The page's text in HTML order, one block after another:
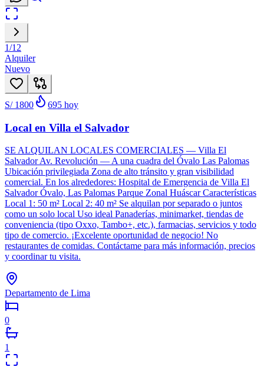
1/12
Alquiler
Nuevo
S/ 1800 695 hoy
Local en Villa el Salvador
SE ALQUILAN LOCALES COMERCIALES — Villa El
Salvador Av. Revolución — A una cuadra del Óvalo Las Palomas
Ubicación privilegiada Zona de alto tránsito y gran visibilidad
comercial. En los alrededores: Hospital de Emergencia de Villa El
Salvador Óvalo, Las Palomas Parque Zonal Huáscar Características
Local 1: 50 m² Local 2: 40 m² Se alquilan por separado o juntos
como un solo local Uso ideal Panaderías, minimarket, tiendas de
conveniencia (tipo Oxxo, Tambo+, etc.), farmacias, servicios y todo
tipo de comercio. ¡Excelente oportunidad de negocio! No
restaurantes de comidas. Contáctame para más información, precios
y coordinar tu visita.
Departamento de Lima
0
1